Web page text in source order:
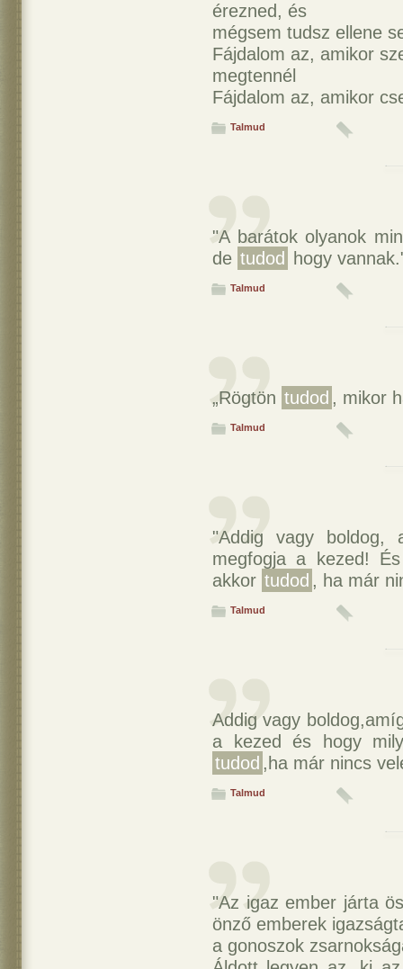
érezned, és
mégsem tudsz ellene
Fájdalom az, amikor
megtennél
Fájdalom az, amikor
Talmud
"A barátok olyanok
de tudod hogy
Talmud
„Rögtön tudod , mikor
Talmud
"Addig vagy
megfogja a kezed!
akkor tudod , ha már
Talmud
Addig vagy
a kezed és hogy
tudod ,ha már nincs
Talmud
"Az igaz ember járta
önző emberek
a gonoszok